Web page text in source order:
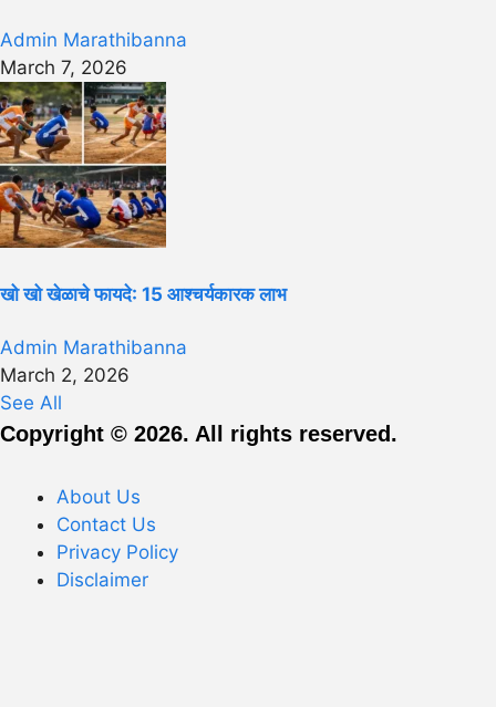
Admin Marathibanna
March 7, 2026
खो खो खेळाचे फायदे: 15 आश्चर्यकारक लाभ
Admin Marathibanna
March 2, 2026
See All
Copyright © 2026. All rights reserved.
About Us
Contact Us
Privacy Policy
Disclaimer